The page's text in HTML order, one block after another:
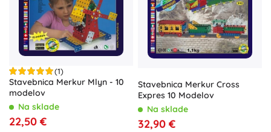
(1)
Stavebnica Merkur Mlyn - 10
modelov
Na sklade
22,50 €
Stavebnica Merkur Cross
Expres 10 Modelov
Na sklade
32,90 €